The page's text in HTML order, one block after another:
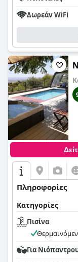
Δωρεάν WiFi
Πληροφορίες
Κατηγορίες
Πισίνα
Για